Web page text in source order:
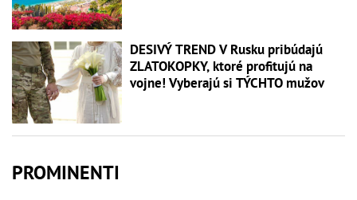
DESIVÝ TREND V Rusku pribúdajú
ZLATOKOPKY, ktoré profitujú na
vojne! Vyberajú si TÝCHTO mužov
PROMINENTI